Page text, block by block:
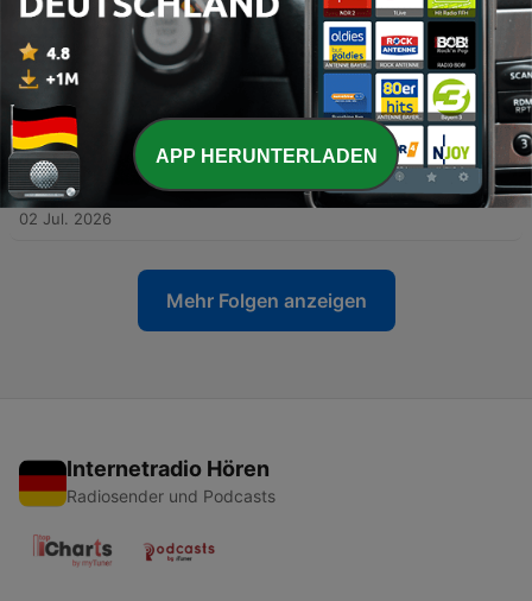
15 Jul. 2026
52 - 1. Mal, 1. Kuss, Periode, Freund übernachten 🤫
Dinge, die ihr euch nicht traut eure Mom zu
08 Jul. 2026
51 - ich brauche wieder HILFE!! Stellt uns Fragen, die
ihr euch nicht traut, eure Mutter/Eltern zu fragen!!
02 Jul. 2026
Mehr Folgen anzeigen
Internetradio Hören
Radiosender und Podcasts
APP HERUNTERLADEN